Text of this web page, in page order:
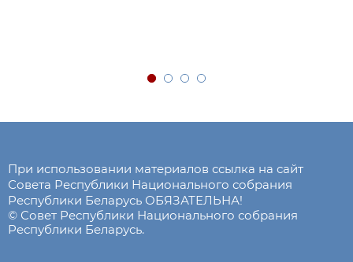
При использовании материалов ссылка на сайт
Совета Республики Национального собрания
Республики Беларусь ОБЯЗАТЕЛЬНА!
© Совет Республики Национального собрания
Республики Беларусь.